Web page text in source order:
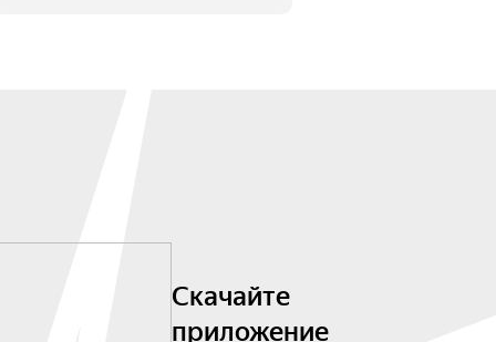
Скачайте
приложение